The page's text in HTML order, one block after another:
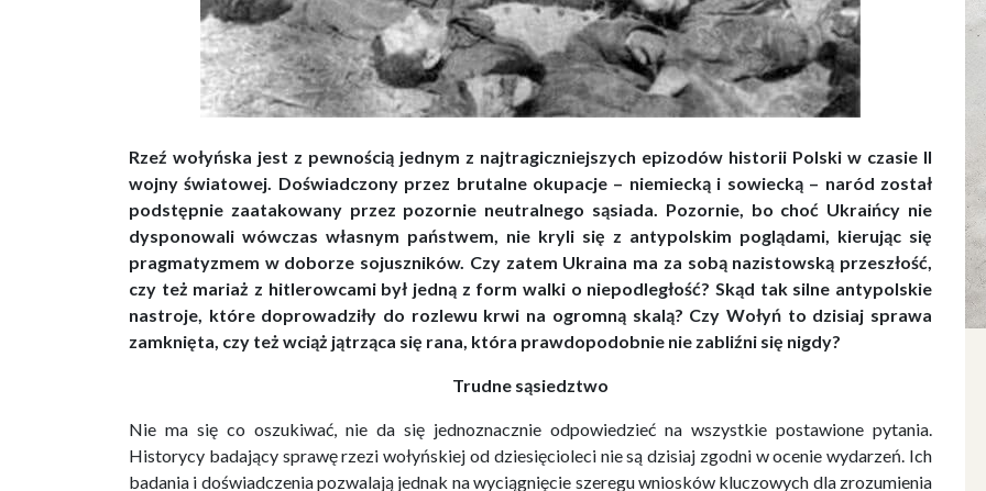
Rzeź wołyńska jest z pewnością jednym z najtragiczniejszych epizodów historii Polski w czasie II
wojny światowej. Doświadczony przez brutalne okupacje – niemiecką i sowiecką – naród został
podstępnie zaatakowany przez pozornie neutralnego sąsiada. Pozornie, bo choć Ukraińcy nie
dysponowali wówczas własnym państwem, nie kryli się z antypolskim poglądami, kierując się
pragmatyzmem w doborze sojuszników. Czy zatem Ukraina ma za sobą nazistowską przeszłość,
czy też mariaż z hitlerowcami był jedną z form walki o niepodległość? Skąd tak silne antypolskie
nastroje, które doprowadziły do rozlewu krwi na ogromną skalą? Czy Wołyń to dzisiaj sprawa
zamknięta, czy też wciąż jątrząca się rana, która prawdopodobnie nie zabliźni się nigdy?
Trudne sąsiedztwo
Nie ma się co oszukiwać, nie da się jednoznacznie odpowiedzieć na wszystkie postawione pytania.
Historycy badający sprawę rzezi wołyńskiej od dziesięcioleci nie są dzisiaj zgodni w ocenie wydarzeń. Ich
badania i doświadczenia pozwalają jednak na wyciągnięcie szeregu wniosków kluczowych dla zrozumienia